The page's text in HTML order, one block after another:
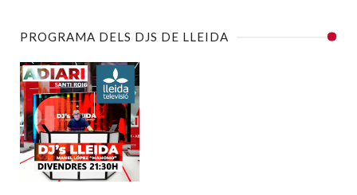
PROGRAMA DELS DJS DE LLEIDA